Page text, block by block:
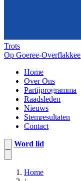
Trots
Op Goeree-Overflakkee
Home
Over Ons
Partijprogramma
Raadsleden
Nieuws
Stemresultaten
Contact
Word lid
Home